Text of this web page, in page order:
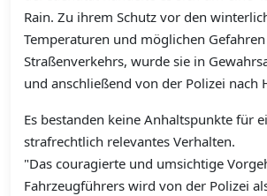
Rain. Zu ihrem Schutz vor den
Temperaturen und möglichen
Straßenverkehrs, wurde sie in
und anschließend von der Polizei nach
Es bestanden keine Anhaltspunkte für
strafrechtlich relevantes Verhalten.
"Das couragierte und umsichtige
Fahrzeugführers wird von der Polizei